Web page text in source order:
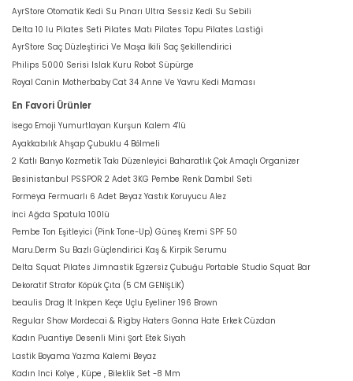
AyrStore Otomatik Kedi Su Pınarı Ultra Sessiz Kedi Su Sebili
Delta 10 lu Pilates Seti Pilates Matı Pilates Topu Pilates Lastiği
AyrStore Saç Düzleştirici Ve Maşa İkili Saç Şekillendirici
Philips 5000 Serisi Islak Kuru Robot Süpürge
Royal Canin Motherbaby Cat 34 Anne Ve Yavru Kedi Maması
En Favori Ürünler
İsego Emoji Yumurtlayan Kurşun Kalem 4'lü
Ayakkabılık Ahşap Çubuklu 4 Bölmeli
2 Katlı Banyo Kozmetik Takı Düzenleyici Baharatlık Çok Amaçlı Organizer
Besinistanbul PSSPOR 2 Adet 3KG Pembe Renk Dambıl Seti
Formeya Fermuarlı 6 Adet Beyaz Yastık Koruyucu Alez
İnci Ağda Spatula 100lü
Pembe Ton Eşitleyici (Pink Tone-Up) Güneş Kremi SPF 50
Maru.Derm Su Bazlı Güçlendirici Kaş & Kirpik Serumu
Delta Squat Pilates Jimnastik Egzersiz Çubuğu Portable Studio Squat Bar
Dekoratif Strafor Köpük Çıta (5 CM GENİŞLİK)
beaulis Drag It Inkpen Keçe Uçlu Eyeliner 196 Brown
Regular Show Mordecai & Rigby Haters Gonna Hate Erkek Cüzdan
Kadın Puantiye Desenli Mini Şort Etek Siyah
Lastik Boyama Yazma Kalemi Beyaz
Kadın Inci Kolye , Küpe , Bileklik Set -8 Mm